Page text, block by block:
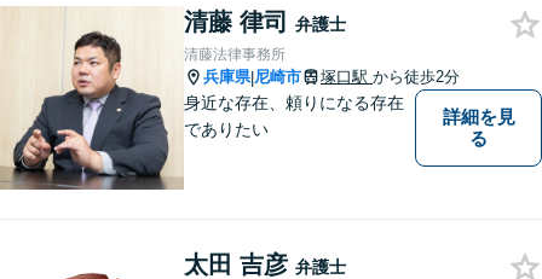
添って解決を目指します。
清藤 律司 弁護士
清藤法律事務所
兵庫県|尼崎市 塚口駅 から徒歩2分
身近な存在、頼りになる存在
でありたい
詳細を見
る
太田 吉彦 弁護士